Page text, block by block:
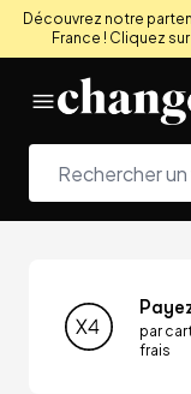
Découvrez notre
France ! Cliquez
par
frais